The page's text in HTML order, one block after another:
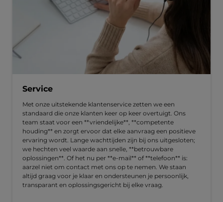
Service
Met onze uitstekende klantenservice zetten we een
standaard die onze klanten keer op keer overtuigt. Ons
team staat voor een **vriendelijke**, **competente
houding** en zorgt ervoor dat elke aanvraag een positieve
ervaring wordt. Lange wachttijden zijn bij ons uitgesloten;
we hechten veel waarde aan snelle, **betrouwbare
oplossingen**. Of het nu per **e-mail** of **telefoon** is:
aarzel niet om contact met ons op te nemen. We staan
altijd graag voor je klaar en ondersteunen je persoonlijk,
transparant en oplossingsgericht bij elke vraag.